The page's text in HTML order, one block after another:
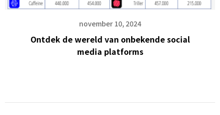
november 10, 2024
Ontdek de wereld van onbekende social
media platforms